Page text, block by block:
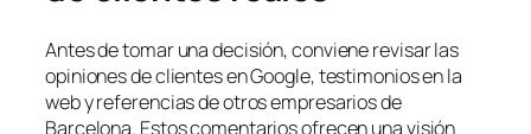
Antes de tomar una decisión, conviene revisar las
opiniones de clientes en Google, testimonios en la
web y referencias de otros empresarios de
Barcelona. Estos comentarios ofrecen una visión